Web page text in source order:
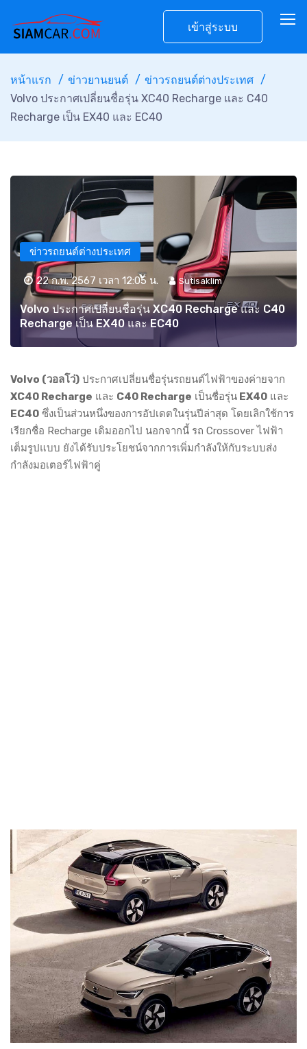
เข้าสู่ระบบ
หน้าแรก ข่าวยานยนต์
ข่าวรถยนต์ต่างประเทศ
Volvo ประกาศเปลี่ยนชื่อรุ่น XC40 Recharge และ C40
Recharge เป็น EX40 และ EC40
ข่าวรถยนต์ต่างประเทศ
22 ก.พ. 2567 เวลา 12:05 น. Sutisaklim
Volvo ประกาศเปลี่ยนชื่อรุ่น XC40 Recharge และ C40
Recharge เป็น EX40 และ EC40
Volvo (วอลโว่) ประกาศเปลี่ยนชื่อรุ่นรถยนต์ไฟฟ้าของค่ายจาก
XC40 Recharge และ C40 Recharge เป็นชื่อรุ่น EX40 และ
EC40 ซึ่งเป็นส่วนหนึ่งของการอัปเดตในรุ่นปีล่าสุด โดยเลิกใช้การ
เรียกชื่อ Recharge เดิมออกไป นอกจากนี้ รถ Crossover ไฟฟ้า
เต็มรูปแบบ ยังได้รับประโยชน์จากการเพิ่มกำลังให้กับระบบส่ง
กำลังมอเตอร์ไฟฟ้าคู่